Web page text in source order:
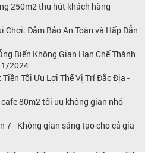
250m2 thu hút khách hàng -
Chơi: Đảm Bảo An Toàn và Hấp Dẫn
Biến Không Gian Hạn Chế Thành
2024
Tối Ưu Lợi Thế Vị Trí Đắc Địa -
80m2 tối ưu không gian nhỏ -
7 - Không gian sáng tạo cho cả gia